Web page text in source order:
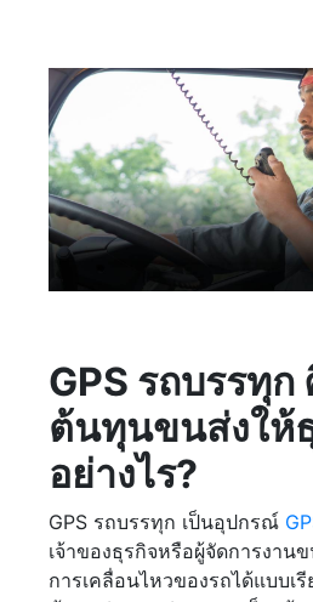
GPS รถบรรทุก
ต้นทุนขนส่งให้
อย่างไร?
GPS รถบรรทุก เป็นอุปกรณ์
เจ้าของธุรกิจหรือผู้จัดการงาน
การเคลื่อนไหวของรถได้แบบเ